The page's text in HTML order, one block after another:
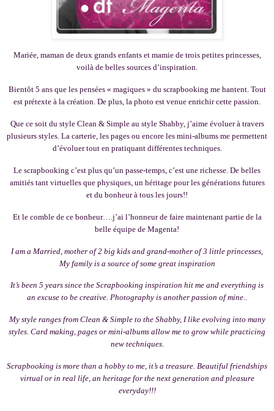
Mariée, maman de deux grands enfants et mamie de trois petites princesses,
voilà de belles sources d’inspiration.
Bientôt 5 ans que les pensées « magiques » du scrapbooking me hantent. Tout
est prétexte à la création. De plus, la photo est venue enrichir cette passion.
Que ce soit du style Clean & Simple au style Shabby, j’aime évoluer à travers
plusieurs styles. La carterie, les pages ou encore les mini-albums me permettent
d’évoluer tout en pratiquant différentes techniques.
Le scrapbooking c’est plus qu’un passe-temps, c’est une richesse. De belles
amitiés tant virtuelles que physiques, un héritage pour les générations futures
et du bonheur à tous les jours!!
Et le comble de ce bonheur….j’ai l’honneur de faire maintenant partie de la
belle équipe de Magenta!
I am a Married, mother of 2 big kids and grand-mother of 3 little princesses,
My family is a source of some great inspiration
It’s been 5 years since the Scrapbooking inspiration hit me and everything is
an excuse to be creative. Photography is another passion of mine..
My style ranges from Clean & Simple to the Shabby, I like evolving into many
styles. Card making, pages or mini-albums allow me to grow while practicing
new techniques.
Scrapbooking is more than a hobby to me, it’s a treasure. Beautiful friendships
virtual or in real life, an heritage for the next generation and pleasure
everyday!!!